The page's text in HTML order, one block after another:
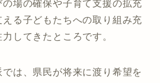
場の確保や子育て支援の拡充
る子どもたちへの取り組み充
してきたところです。
は、県民が将来に渡り希望を